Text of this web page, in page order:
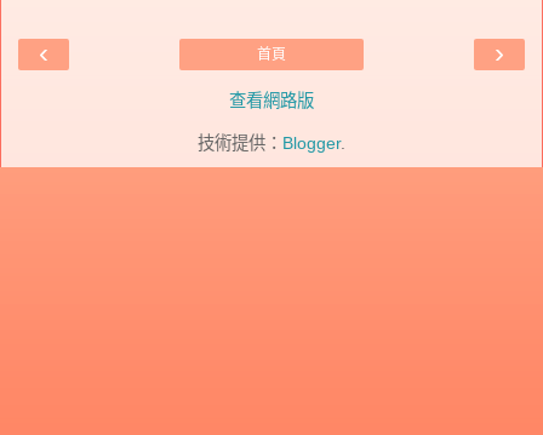
‹ ›
首頁
查看網路版
技術提供： Blogger.